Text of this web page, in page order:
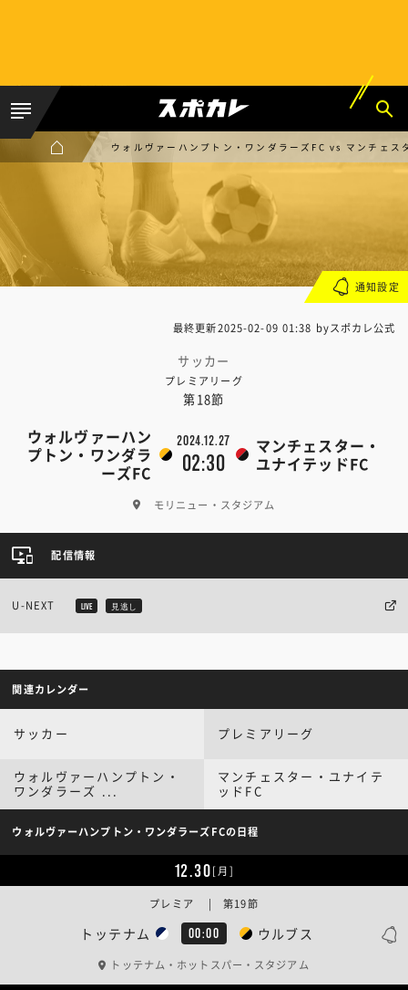
ウォルヴァーハンプトン・ワンダラーズFC vs マンチェス
最終更新2025-02-09 01:38 byスポカレ公式
サッカー
プレミアリーグ
第18節
ウォルヴァーハン
プトン・ワンダラ
ーズFC
2024.12.27
02:30
マンチェスター・
ユナイテッドFC
モリニュー・スタジアム
通知設定
配信情報
U-NEXT LIVE 見逃し
関連カレンダー
サッカー プレミアリーグ
ウォルヴァーハンプトン・
ワンダラーズ ...
マンチェスター・ユナイテ
ッドFC
ウォルヴァーハンプトン・ワンダラーズFCの日程
12.30[月]
トッテナム 00:00 ウルブス
プレミア | 第19節
トッテナム・ホットスパー・スタジアム